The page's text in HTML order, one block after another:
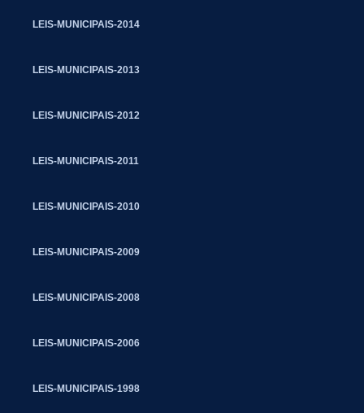
LEIS-MUNICIPAIS-2014
LEIS-MUNICIPAIS-2013
LEIS-MUNICIPAIS-2012
LEIS-MUNICIPAIS-2011
LEIS-MUNICIPAIS-2010
LEIS-MUNICIPAIS-2009
LEIS-MUNICIPAIS-2008
LEIS-MUNICIPAIS-2006
LEIS-MUNICIPAIS-1998